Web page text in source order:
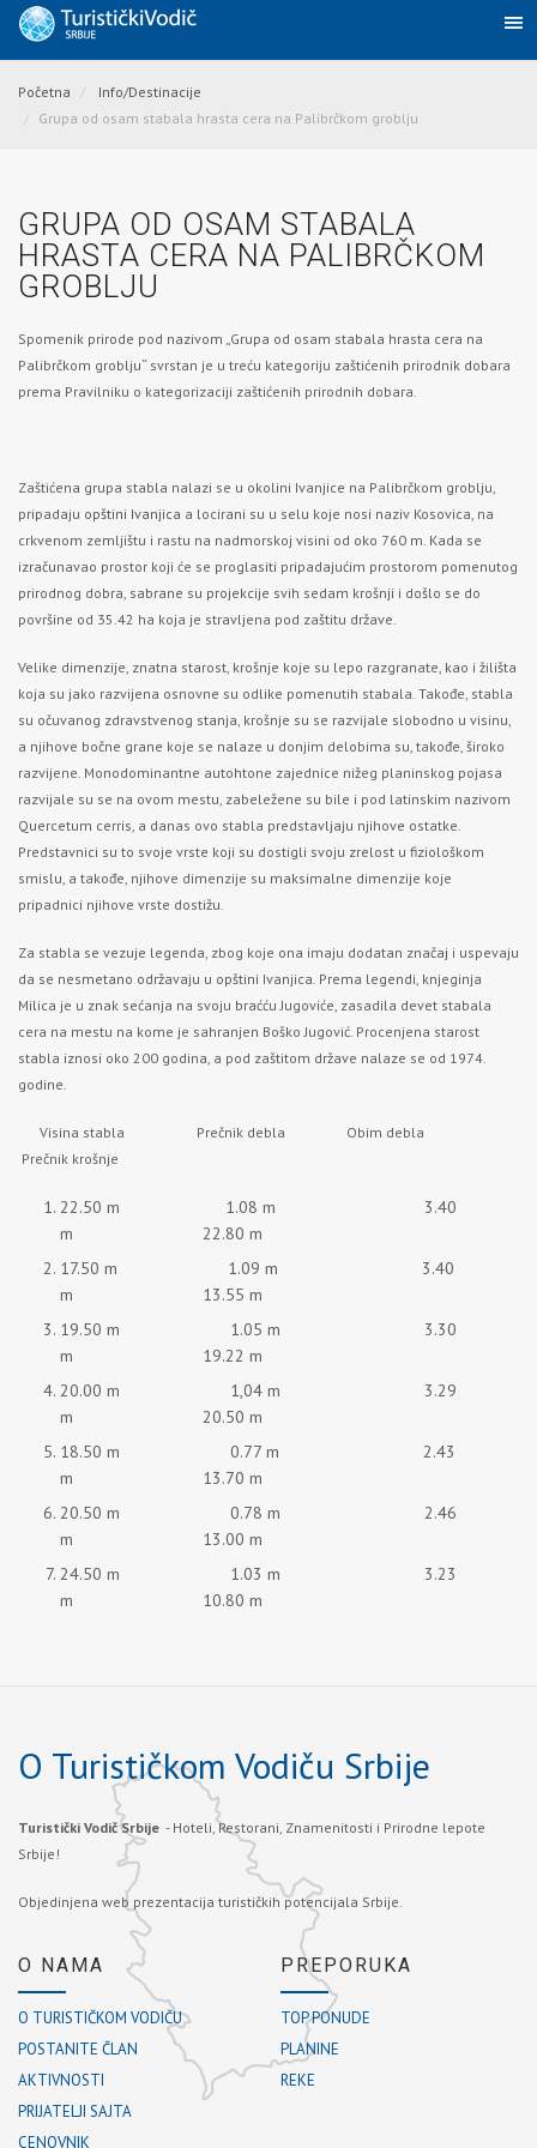
Početna
Info/Destinacije
Grupa od osam stabala hrasta cera na Palibrčkom groblju
GRUPA OD OSAM STABALA
HRASTA CERA NA PALIBRČKOM
GROBLJU
Spomenik prirode pod nazivom „Grupa od osam stabala hrasta cera na
Palibrčkom groblju“ svrstan je u treću kategoriju zaštićenih prirodnik dobara
prema Pravilniku o kategorizaciji zaštićenih prirodnih dobara.
Zaštićena grupa stabla nalazi se u okolini Ivanjice na Palibrčkom groblju,
pripadaju opštini Ivanjica a locirani su u selu koje nosi naziv Kosovica, na
crkvenom zemljištu i rastu na nadmorskoj visini od oko 760 m. Kada se
izračunavao prostor koji će se proglasiti pripadajućim prostorom pomenutog
prirodnog dobra, sabrane su projekcije svih sedam krošnji i došlo se do
površine od 35.42 ha koja je stravljena pod zaštitu države.
Velike dimenzije, znatna starost, krošnje koje su lepo razgranate, kao i žilišta
koja su jako razvijena osnovne su odlike pomenutih stabala. Takođe, stabla
su očuvanog zdravstvenog stanja, krošnje su se razvijale slobodno u visinu,
a njihove bočne grane koje se nalaze u donjim delobima su, takođe, široko
razvijene. Monodominantne autohtone zajednice nižeg planinskog pojasa
razvijale su se na ovom mestu, zabeležene su bile i pod latinskim nazivom
Quercetum cerris, a danas ovo stabla predstavljaju njihove ostatke.
Predstavnici su to svoje vrste koji su dostigli svoju zrelost u fiziološkom
smislu, a takođe, njihove dimenzije su maksimalne dimenzije koje
pripadnici njihove vrste dostižu.
Za stabla se vezuje legenda, zbog koje ona imaju dodatan značaj i uspevaju
da se nesmetano održavaju u opštini Ivanjica. Prema legendi, knjeginja
Milica je u znak sećanja na svoju braćću Jugoviće, zasadila devet stabala
cera na mestu na kome je sahranjen Boško Jugović. Procenjena starost
stabla iznosi oko 200 godina, a pod zaštitom države nalaze se od 1974.
godine.
Visina stabla Prečnik debla Obim debla
Prečnik krošnje
22.50 m 1.08 m 3.40
m 22.80 m
17.50 m 1.09 m 3.40
m 13.55 m
19.50 m 1.05 m 3.30
m 19.22 m
20.00 m 1,04 m 3.29
m 20.50 m
18.50 m 0.77 m 2.43
m 13.70 m
20.50 m 0.78 m 2.46
m 13.00 m
24.50 m 1.03 m 3.23
m 10.80 m
O Turističkom Vodiču Srbije
Turistički Vodič Srbije - Hoteli, Restorani, Znamenitosti i Prirodne lepote
Srbije!
Objedinjena web prezentacija turističkih potencijala Srbije.
O NAMA
O TURISTIČKOM VODIČU
POSTANITE ČLAN
AKTIVNOSTI
PRIJATELJI SAJTA
CENOVNIK
PREPORUKA
TOP PONUDE
PLANINE
REKE